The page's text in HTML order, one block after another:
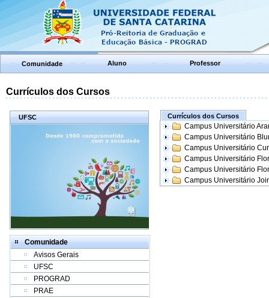
Comunidade Aluno Professor
Currículos dos Cursos
UFSC
Comunidade
Avisos Gerais
UFSC
PROGRAD
PRAE
Currículos dos Cursos
Campus Universitário
Campus Universitário
Campus Universitário
Campus Universitário
Campus Universitário
Campus Universitário